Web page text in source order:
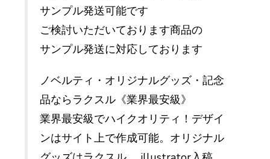
サンプル発送可能です
ご検討いただいております商品の
サンプル発送に対応しております
ノベルティ・オリジナルグッズ・記念
品ならラクスル《業界最安級》
業界最安級でハイクオリティ！デザイ
ンはサイト上で作成可能。オリジナル